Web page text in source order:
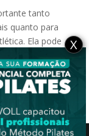
tanto
quanto para
Ela pode
tem de se
X